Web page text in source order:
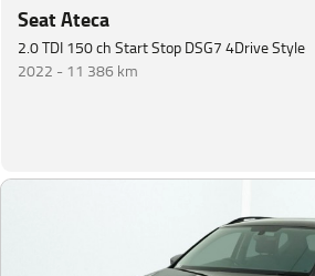
Seat Ateca
2.0 TDI 150 ch Start Stop DSG7 4Drive Style
2022 - 11 386 km